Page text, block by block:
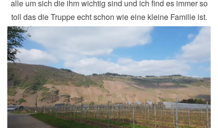
alle um sich die ihm wichtig sind und ich find es immer so
toll das die Truppe echt schon wie eine kleine Familie ist.